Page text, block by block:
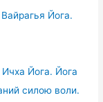
Йога.
Йога. Йога
силою воли.